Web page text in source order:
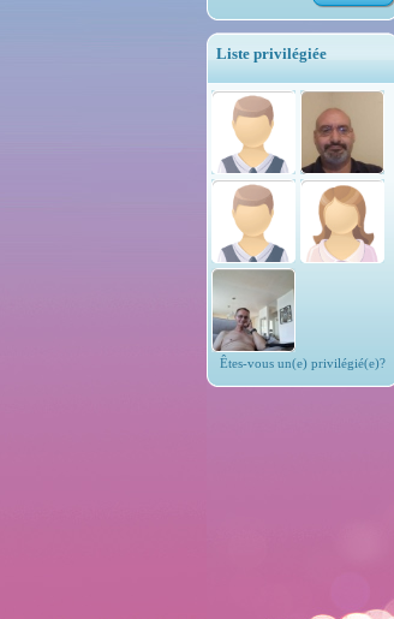
Liste privilégiée
Êtes-vous un(e) privilégié(e)?